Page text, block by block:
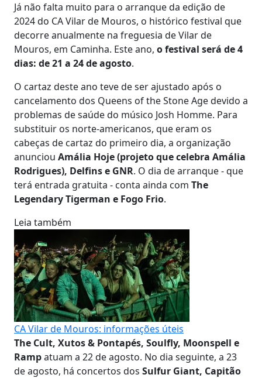
Já não falta muito para o arranque da edição de
2024 do CA Vilar de Mouros, o histórico festival que
decorre anualmente na freguesia de Vilar de
Mouros, em Caminha. Este ano, o festival será de 4
dias: de 21 a 24 de agosto.
O cartaz deste ano teve de ser ajustado após o
cancelamento dos Queens of the Stone Age devido a
problemas de saúde do músico Josh Homme. Para
substituir os norte-americanos, que eram os
cabeças de cartaz do primeiro dia, a organização
anunciou Amália Hoje (projeto que celebra Amália
Rodrigues), Delfins e GNR. O dia de arranque - que
terá entrada gratuita - conta ainda com The
Legendary Tigerman e Fogo Frio.
Leia também
CA Vilar de Mouros: informações úteis
The Cult, Xutos & Pontapés, Soulfly, Moonspell e
Rampatuam a 22 de agosto. No dia seguinte, a 23
de agosto, há concertos dos Sulfur Giant, Capitão